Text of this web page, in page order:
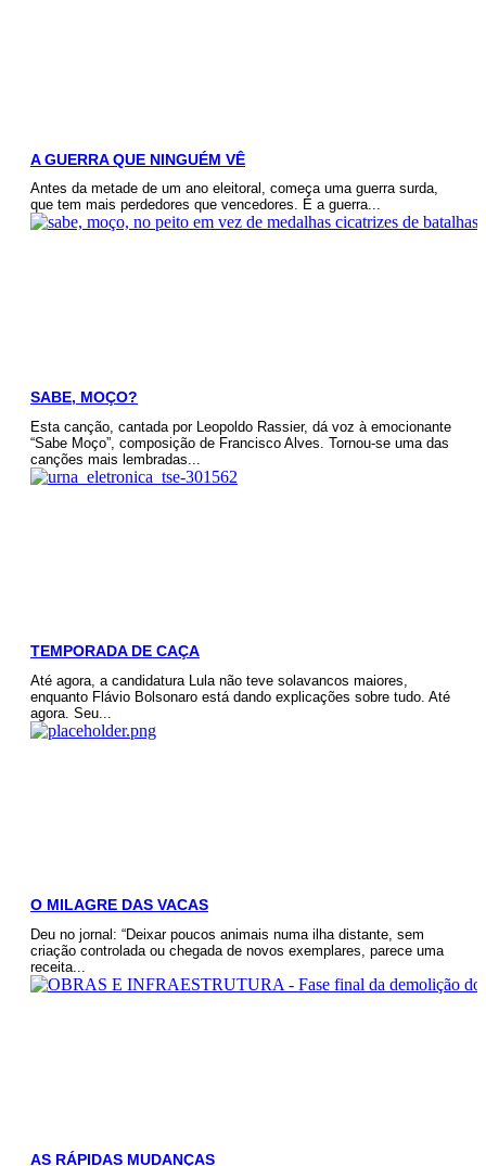
A GUERRA QUE NINGUÉM VÊ
Antes da metade de um ano eleitoral, começa uma guerra surda,
que tem mais perdedores que vencedores. É a guerra...
SABE, MOÇO?
Esta canção, cantada por Leopoldo Rassier, dá voz à emocionante
“Sabe Moço”, composição de Francisco Alves. Tornou-se uma das
canções mais lembradas...
TEMPORADA DE CAÇA
Até agora, a candidatura Lula não teve solavancos maiores,
enquanto Flávio Bolsonaro está dando explicações sobre tudo. Até
agora. Seu...
O MILAGRE DAS VACAS
Deu no jornal: “Deixar poucos animais numa ilha distante, sem
criação controlada ou chegada de novos exemplares, parece uma
receita...
AS RÁPIDAS MUDANÇAS